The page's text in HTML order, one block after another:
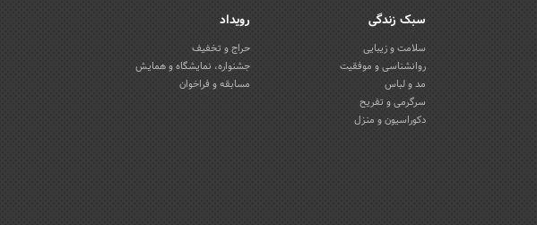
سبک زندگی
سلامت و زیبایی
روانشناسی و موفقیت
مد و لباس
سرگرمی و تفریح
دکوراسیون و منزل
رویداد
حراج و تخفیف
جشنواره، نمایشگاه و همایش
مسابقه و فراخوان